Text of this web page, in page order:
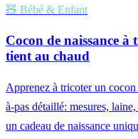
🧸 Bébé & Enfant
Cocon de naissance
tient au chaud
Apprenez à tricoter un
à-pas détaillé: mesures,
un cadeau de naissance